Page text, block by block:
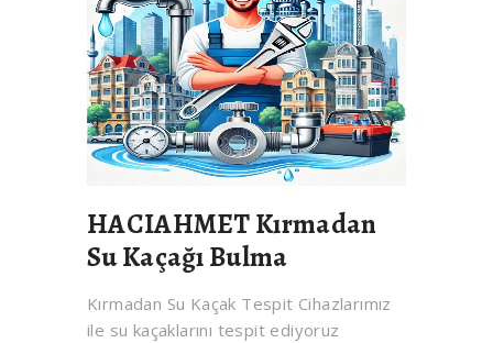
HACIAHMET Kırmadan
Su Kaçağı Bulma
Kırmadan Su Kaçak Tespit Cihazlarımız
ile su kaçaklarını tespit ediyoruz